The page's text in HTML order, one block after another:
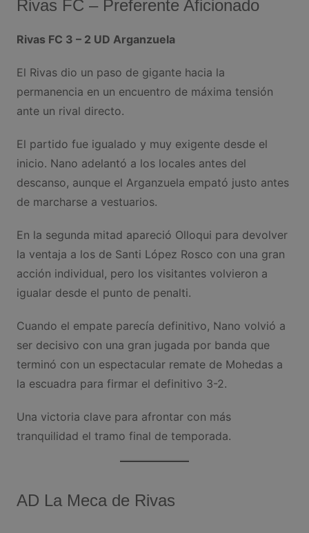
Rivas FC – Preferente Aficionado
Rivas FC 3 – 2 UD Arganzuela
El Rivas dio un paso de gigante hacia la
permanencia en un encuentro de máxima tensión
ante un rival directo.
El partido fue igualado y muy exigente desde el
inicio. Nano adelantó a los locales antes del
descanso, aunque el Arganzuela empató justo antes
de marcharse a vestuarios.
En la segunda mitad apareció Olloqui para devolver
la ventaja a los de Santi López Rosco con una gran
acción individual, pero los visitantes volvieron a
igualar desde el punto de penalti.
Cuando el empate parecía definitivo, Nano volvió a
ser decisivo con una gran jugada por banda que
terminó con un espectacular remate de Mohedas a
la escuadra para firmar el definitivo 3-2.
Una victoria clave para afrontar con más
tranquilidad el tramo final de temporada.
AD La Meca de Rivas